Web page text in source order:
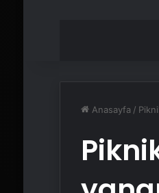
Anasayfa /